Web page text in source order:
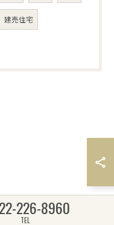
建売住宅
226-8960
TEL